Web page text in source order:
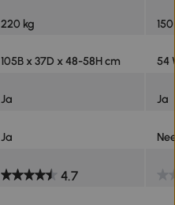
220 kg
105B x 37D x 48-58H cm
54
Ja
Ja
Ja
4.7